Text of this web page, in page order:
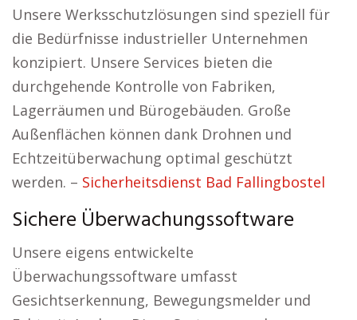
Unsere Werksschutzlösungen sind speziell für
die Bedürfnisse industrieller Unternehmen
konzipiert. Unsere Services bieten die
durchgehende Kontrolle von Fabriken,
Lagerräumen und Bürogebäuden. Große
Außenflächen können dank Drohnen und
Echtzeitüberwachung optimal geschützt
werden. – Sicherheitsdienst Bad Fallingbostel
Sichere Überwachungssoftware
Unsere eigens entwickelte
Überwachungssoftware umfasst
Gesichtserkennung, Bewegungsmelder und